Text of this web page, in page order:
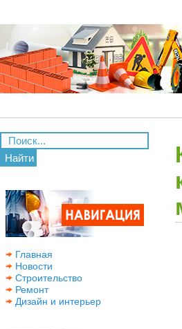
Найти
Главная
Новости
Строительство
Ремонт
Дизайн и интерьер